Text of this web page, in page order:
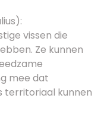
vissen die
Ze kunnen
mee dat
territoriaal kunnen